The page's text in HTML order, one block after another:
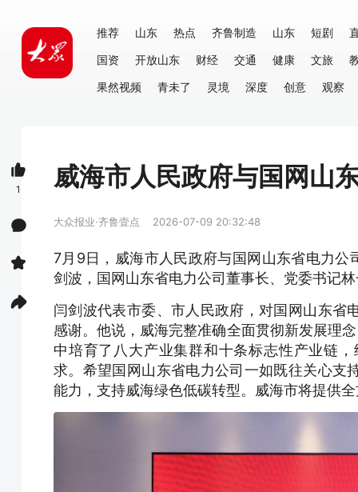
推荐 山东 热点 齐鲁制造 山东 短剧
国资
开放山东 财经 交通 健康 文旅
果然视频
青未了 灵境 深度 创意 观察
威海市人民政府与国网山
大众报业·齐鲁壹点 2026-07-09 20:32:48
7月9日，威海市人民政府与国网山东省电力公
剑波，国网山东省电力公司董事长、党委书记
闫剑波代表市委、市人民政府，对国网山东省
感谢。他说，威海完整准确全面贯彻新发展理
中培育了八大产业集群和十条标志性产业链
求。希望国网山东省电力公司一如既往关心支
能力，支持威海绿色低碳转型。威海市将提供
1